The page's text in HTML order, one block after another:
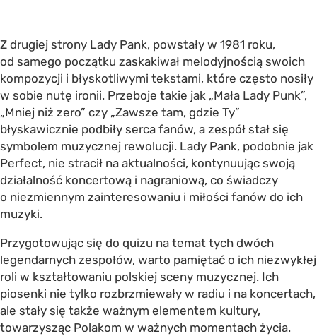
Z drugiej strony Lady Pank, powstały w 1981 roku,
od samego początku zaskakiwał melodyjnością swoich
kompozycji i błyskotliwymi tekstami, które często nosiły
w sobie nutę ironii. Przeboje takie jak „Mała Lady Punk”,
„Mniej niż zero” czy „Zawsze tam, gdzie Ty”
błyskawicznie podbiły serca fanów, a zespół stał się
symbolem muzycznej rewolucji. Lady Pank, podobnie jak
Perfect, nie stracił na aktualności, kontynuując swoją
działalność koncertową i nagraniową, co świadczy
o niezmiennym zainteresowaniu i miłości fanów do ich
muzyki.
Przygotowując się do quizu na temat tych dwóch
legendarnych zespołów, warto pamiętać o ich niezwykłej
roli w kształtowaniu polskiej sceny muzycznej. Ich
piosenki nie tylko rozbrzmiewały w radiu i na koncertach,
ale stały się także ważnym elementem kultury,
towarzysząc Polakom w ważnych momentach życia.